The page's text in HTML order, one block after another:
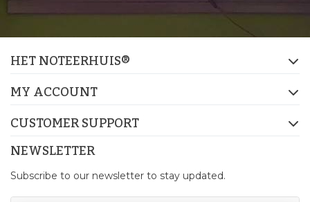
HET NOTEERHUIS®
MY ACCOUNT
CUSTOMER SUPPORT
NEWSLETTER
Subscribe to our newsletter to stay updated.